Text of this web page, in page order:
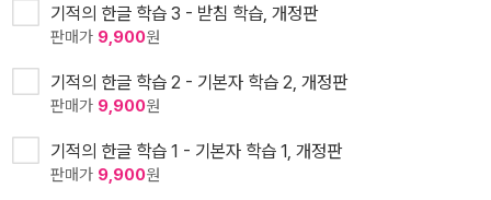
기적의 한글 학습 3 - 받침 학습, 개정판
판매가 9,900원
기적의 한글 학습 2 - 기본자 학습 2, 개정판
판매가 9,900원
기적의 한글 학습 1 - 기본자 학습 1, 개정판
판매가 9,900원